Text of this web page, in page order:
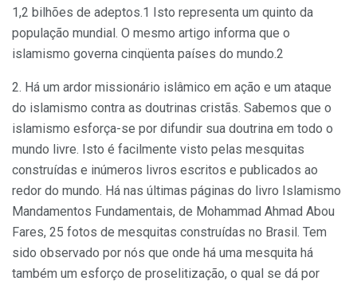
1,2 bilhões de adeptos.1 Isto representa um quinto da
população mundial. O mesmo artigo informa que o
islamismo governa cinqüenta países do mundo.2
2. Há um ardor missionário islâmico em ação e um ataque
do islamismo contra as doutrinas cristãs. Sabemos que o
islamismo esforça-se por difundir sua doutrina em todo o
mundo livre. Isto é facilmente visto pelas mesquitas
construídas e inúmeros livros escritos e publicados ao
redor do mundo. Há nas últimas páginas do livro Islamismo
Mandamentos Fundamentais, de Mohammad Ahmad Abou
Fares, 25 fotos de mesquitas construídas no Brasil. Tem
sido observado por nós que onde há uma mesquita há
também um esforço de proselitização, o qual se dá por